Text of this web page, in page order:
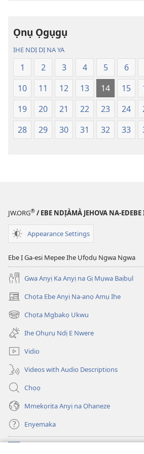
Ọnụ Ọgụgụ
IHE NDỊ DỊ NA YA
1 2 3 4 5 6
10
11 12 13 14 15
19
20 21 22 23 24
28
29 30 31 32 33
JW.ORG® / EBE NDỊÀMÀ JEHOVA NA-
Appearance Settings
Ebe Ị Ga-esi Mepee Ihe Ụfọdụ Ngwa Ngwa
Gwa Anyị Ka Anyị na Gị Mụwa Baịbụl
Chọta Ebe Anyị Na-anọ Amụ Ihe
(ga-
emepere
gị
ebe
ọzọ
ị
anọ
gụọ
ya)
Chọta Mgbakọ Ukwu
(ga-
emepere
gị
ebe
ọzọ
ị
ga-
anọ
ya)
Ihe Ọhụrụ Ndị E Nwere
Vidio
Videos with Audio Descriptions
Chọọ
Mmekọrịta Anyị na Ọhaneze
Enyemaka